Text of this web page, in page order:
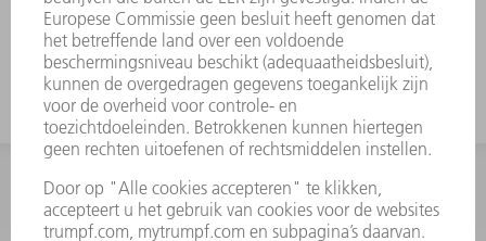
matrijs komt vast te zitten. TRUMPF-
uitwerphulpen lossen dit probleem op.
INFORMATIE
Veel gestelde vragen